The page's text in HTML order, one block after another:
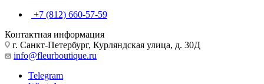
+7 (812) 660-57-59
Контактная информация
г. Санкт-Петербург, Курляндская улица, д. 30Д
info@fleurboutique.ru
Telegram